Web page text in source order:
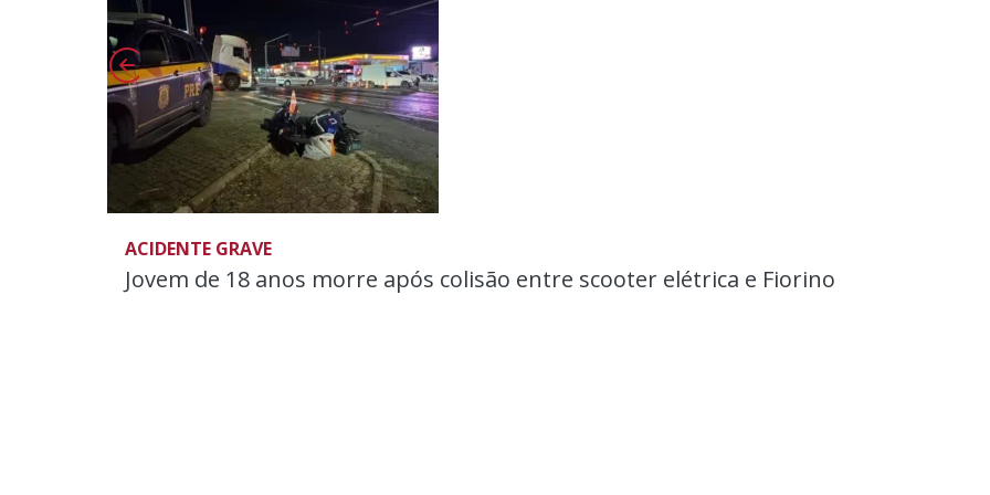
ACIDENTE GRAVE
Jovem de 18 anos morre após colisão entre scooter elétrica e Fiorino